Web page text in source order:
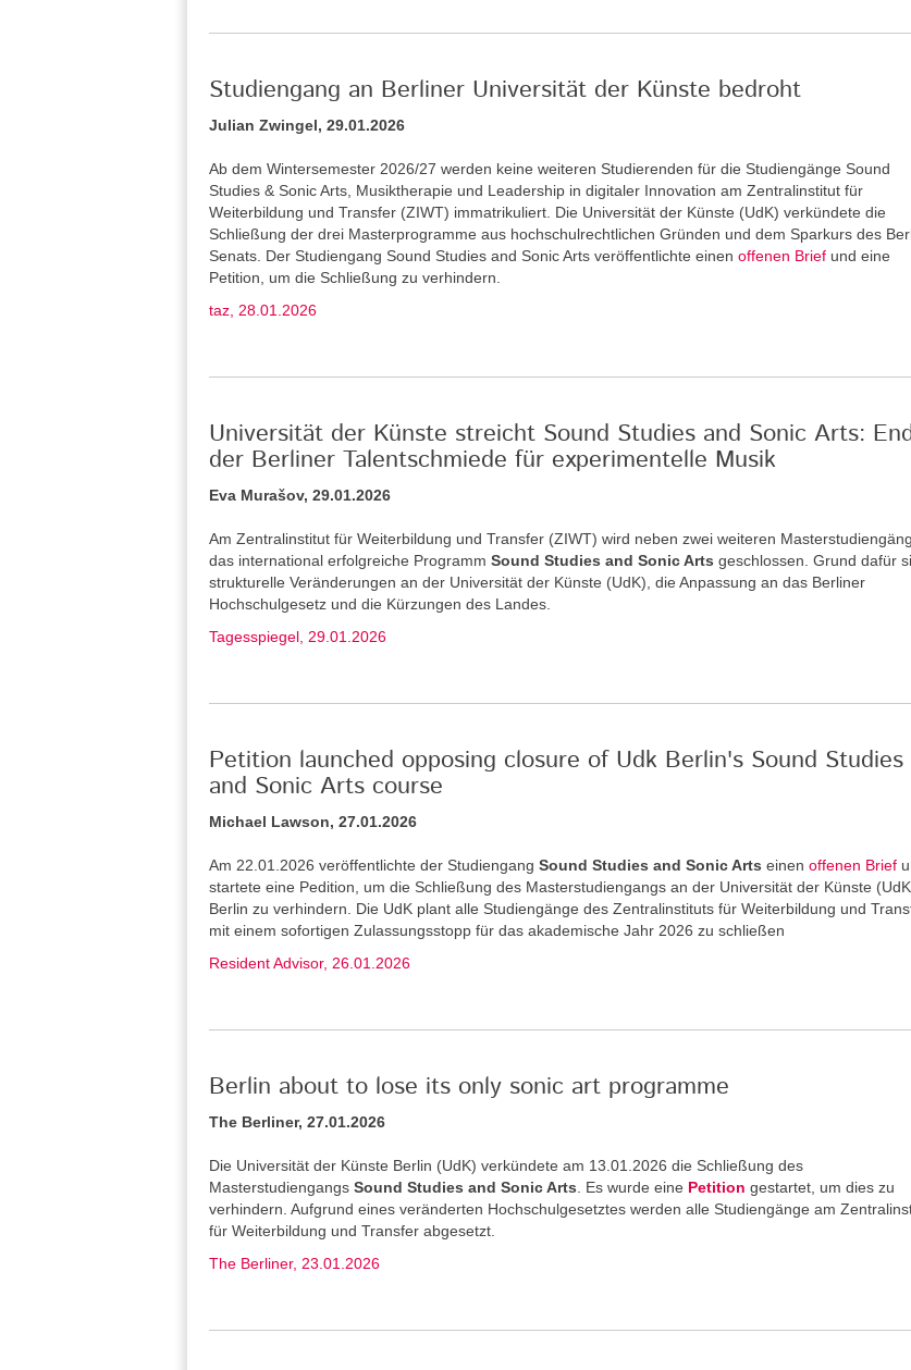
Studiengang an Berliner Universität der Künste bedroht
Julian Zwingel, 29.01.2026
Ab dem Wintersemester 2026/27 werden keine weiteren Stu­dierenden für die Studiengänge Sound
Studies & Sonic Arts, Musiktherapie und Leadership in digitaler Innovation am Zentralinstitut für
Weiterbildung und Transfer (ZIWT) immatrikuliert. Die Universität der Künste (UdK) verkündete die
Schließung der drei Masterprogramme aus hochschulrechtlichen Gründen und dem Sparkurs des
Senats. Der Studiengang Sound Studies and Sonic Arts veröffentlichte einen offenen Brief und eine
Petition, um die Schließung zu verhindern.
taz, 28.01.2026
Universität der Künste streicht Sound Studies and Sonic Arts:
der Berliner Talentschmiede für experimentelle Musik
Eva Murašov, 29.01.2026
Am Zentralinstitut für Weiterbildung und Transfer (ZIWT) wird neben zwei weiteren
das international erfolgreiche Programm Sound Studies and Sonic Arts geschlossen. Grund dafür
strukturelle Veränderungen an der Universität der Künste (UdK), die Anpassung an das Berliner
Hochschulgesetz und die Kürzungen des Landes.
Tagesspiegel, 29.01.2026
Petition launched opposing closure of Udk Berlin's Sound Studies
and Sonic Arts course
Michael Lawson, 27.01.2026
Am 22.01.2026 veröffentlichte der Studiengang Sound Studies and Sonic Arts einen offenen Brief
startete eine Pedition, um die Schließung des Masterstudiengangs an der Universität der Künste
Berlin zu verhindern. Die UdK plant alle Studiengänge des Zentralinstituts für Weiterbildung und
mit einem sofortigen Zulassungsstopp für das akademische Jahr 2026 zu schließen
Resident Advisor, 26.01.2026
Berlin about to lose its only sonic art programme
The Berliner, 27.01.2026
Die Universität der Künste Berlin (UdK) verkündete am 13.01.2026 die Schließung des
Masterstudiengangs Sound Studies and Sonic Arts . Es wurde eine Petition gestartet, um dies zu
verhindern. Aufgrund eines veränderten Hochschulgesetztes werden alle Studiengänge am
für Weiterbildung und Transfer abgesetzt.
The Berliner, 23.01.2026